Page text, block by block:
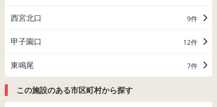
西宮北口 9件
甲子園口 12件
東鳴尾 7件
この施設のある市区町村から探す